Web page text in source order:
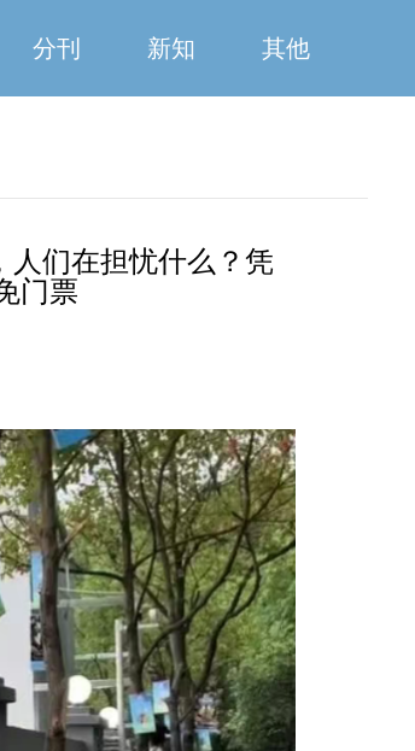
分刊 新知 其他
人们在担忧什么？凭
门票